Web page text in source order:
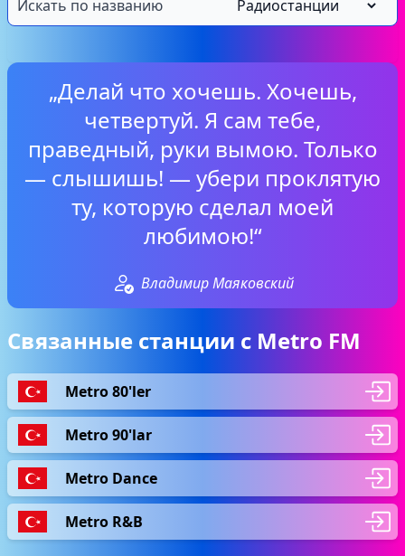
„Делай что хочешь. Хочешь,
четвертуй. Я сам тебе,
праведный, руки вымою. Только
— слышишь! — убери проклятую
ту, которую сделал моей
любимою!“
Владимир Маяковский
Связанные станции с Metro FM
Metro 80'ler
Metro 90'lar
Metro Dance
Metro R&B